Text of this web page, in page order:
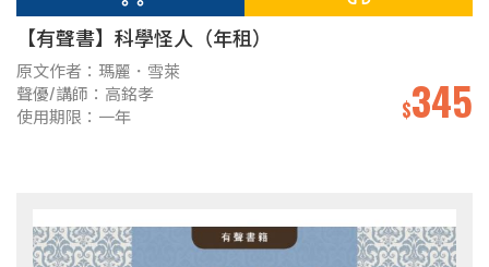
【有聲書】科學怪人（年租）
原文作者：瑪麗．雪萊
聲優/講師：高銘孝
使用期限：一年
$345